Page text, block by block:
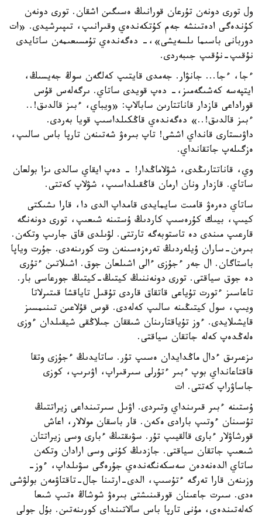
ول تورى دونەن تۇرعان قورانىڭ ەسىگىن اشقان. تورى دونەن
كۇندەگى ادەتىنشە جەم كۇتكەندەي وقىرانىپ، تىپىرشيدى. «ات
دوربانى باسىما ىلسەيشى»،- دەگەندەي تۇمسىعىمەن ساتايدى
نۇقىپ-نۇقىپ جىبەردى.
ءجا، ءجا... جانۋار. جەمدى قايتىپ كەلگەن سوڭ جەيسىڭ،
ايتپەسە كەشىگەمىز،- دەپ قويدى ساتاي. ىرگەلەس قۇس
قوراداعى قازدار قاناتتارىن سابالاپ: «ويباي، ءبىز قالدىق!..
ءبىز قالدىق!..» دەگەندەي قاڭكىلداسىپ قويا بەردى.
داۋىستارى قانداي اششى! تاپ بىرەۋ شەتىنەن تارپا باس سالىپ،
ەزگىلەپ جاتقانداي.
وي، قاناتتارىڭدى، شۋلاماڭدار! - دەپ ايقاي سالدى ىزا بولعان
ساتاي. قازدار ونان ارمان قاڭقىلداسىپ، شۋلاپ كەتتى.
ساتاي دەرەۋ قامىت سايمايدى قامداپ الدى دا، قارا ىشىكتى
كيىپ، بيىك كۇرەسىپ كاردىڭ ۇستىنە شىعىپ، تورى دونەنگە
قارعىپ مىندى دە تاستوبەگە تارتتى. لۋىلدى قاق جارىپ وتكەن.
بىرەن-ساران ۇيلەردىڭ تەرەزەسىنەن وت كورىنەدى. جۇرت وياپا
باستاگان. ال جەر ءجۇزى ءالى اشىلعان جوق. اشىلاتىن ءتۇرى
دە جوق سياقتى. تورى دونەننىڭ كيتىڭ-كيتىڭ جورعاسى بار.
تاعاسىز ءتورت تۇياعى قاتقاق قاردى تۇقىل تاياقشا قىتىرلاتا
ويىپ، سول كيتىڭىنە سالىپ كەلەدى. قوس قۇلاعىن تىنىمسىز
قايشىلايدى. ءوز تۇياقتارىنان شىققان جىلاڭقى شيقىلدان ءوزى
ەلەڭدەپ كەلە جاتقان سياقتى.
ىزعىرىق ءدال ماڭدايدان ەسىپ تۇر. ساتايدىڭ ءجۇزى وتقا
قاقتاعانداي بوپ ءبىر ءتۇرلى سىرقىراپ، اۋىرىپ، كوزى
جاساۋراپ كەتتى. ات
ۇستىنە ءبىر قىرىنداي وتىردى. اۋىل سىرتىنداعى زيراتتىڭ
تۇسىنان ءوتىپ بارادى ەكەن. قار باسقان مولالار، اعاش
قورشاۋلار ءبارى قالقيىپ تۇر. سۋىقتىڭ ءبارى وسى زيراتتان
شىعىپ جاتقان سياقتى. جازدىڭ كۇنى وسى ارادان وتكەن
ساتاي الدەنەدەن سەسكەنگەندەي جۇرەگى سۋىلداپ، ءوز-
وزىنەن قارا تەرگە ءتۇسىپ، الدى-ارتىنا جال-تاقتاۋمەن بولۋشى
ەدى. سىرت جاعىنان قورقىنىشتى بىرەۋ شوشاڭ ەتىپ شىعا
كەلەتىندەي، مۇنى تارپا باس سالاتىنداي كورىنەتىن. بۇل جولى